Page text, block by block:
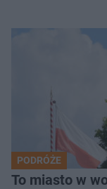
PODRÓŻE
To miasto w